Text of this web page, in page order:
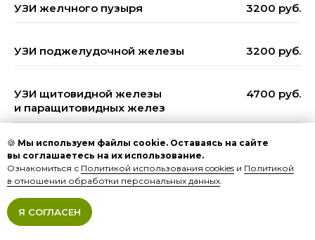
УЗИ желчного пузыря 3200 руб.
УЗИ поджелудочной железы 3200 руб.
УЗИ щитовидной железы
и паращитовидных желез
4700 руб.
УЗИ молочных желез и регионарных
лимфатических узлов
5200 руб.
УЗИ лимфатических узлов (1 группа)
🍪 Мы используем файлы cookie. Оставаясь на сайте
вы соглашаетесь на их использование.
Ознакомиться с Политикой использования cookies и Политикой
в отношении обработки персональных данных.
Я СОГЛАСЕН